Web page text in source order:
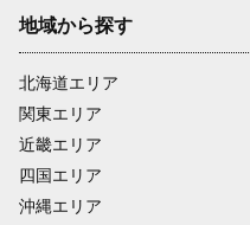
地域から探す
北海道エリア
関東エリア
近畿エリア
四国エリア
沖縄エリア